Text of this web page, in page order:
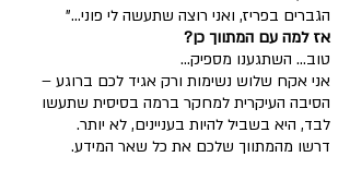
הגברים בפריז, ואני רוצה שתעשה לי פוני..."
אז למה עם המתווך כן?
טוב... השתגענו מספיק...
אני אקח שלוש נשימות ורק אגיד לכם ברוגע –
הסיבה העיקרית למחקר ברמה בסיסית שתעשו
לבד, היא בשביל להיות בעניינים, לא יותר.
דרשו מהמתווך שלכם את כל שאר המידע.